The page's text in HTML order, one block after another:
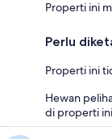
Properti ini
Perlu
Properti ini
Hewan
di properti ini